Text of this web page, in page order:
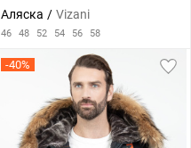
Аляска Vizani
46 48 52 54 56 58
-40%